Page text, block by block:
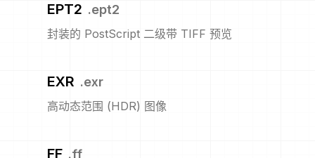
EPT2 .ept2
封装的 PostScript 二级带 TIFF 预览
EXR .exr
高动态范围 (HDR) 图像
FF .ff